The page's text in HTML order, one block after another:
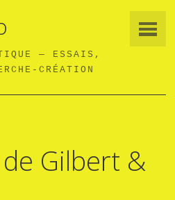
— ESSAIS,
CRÉATION
Gilbert &